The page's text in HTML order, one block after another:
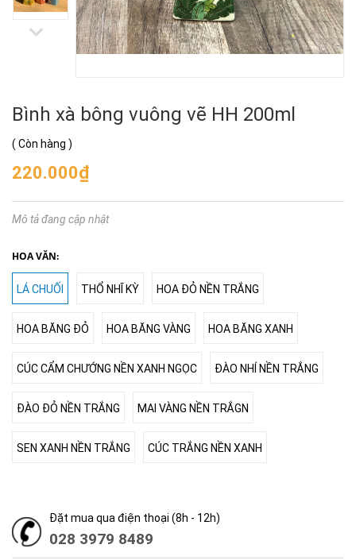
Bình xà bông vuông vẽ HH 200ml
( Còn hàng )
220.000₫
Mô tả đang cập nhật
HOA VĂN:
LÁ CHUỐI THỔ NHĨ KỲ HOA ĐỎ NỀN TRẮNG
HOA BĂNG ĐỎ HOA BĂNG VÀNG HOA BĂNG XANH
CÚC CẨM CHƯỚNG NỀN XANH NGỌC ĐÀO NHÍ NỀN TRẮNG
ĐÀO ĐỎ NỀN TRẮNG MAI VÀNG NỀN TRẮGN
SEN XANH NỀN TRẮNG CÚC TRẮNG NỀN XANH
Đặt mua qua điện thoại (8h - 12h)
028 3979 8489